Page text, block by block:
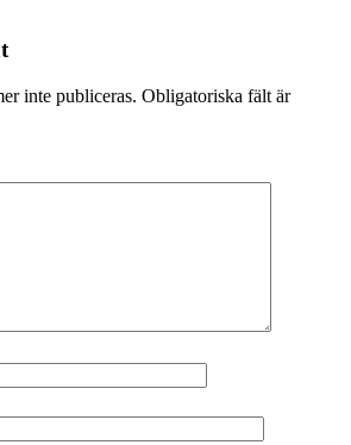
inte publiceras. Obligatoriska fält är